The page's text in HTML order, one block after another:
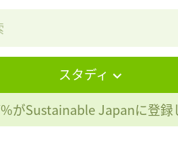
スタディ
がSustainable Japanに登録